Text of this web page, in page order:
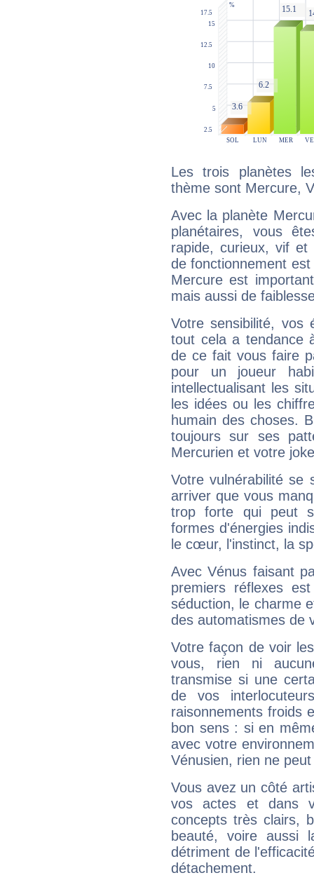
Les trois planètes
thème sont Mercure,
Avec la planète
planétaires, vous
rapide, curieux, vif et
de fonctionnement
Mercure est
mais aussi de
Votre sensibilité,
tout cela a tendance
de ce fait vous faire
pour un joueur
intellectualisant les
les idées ou les
humain des choses.
toujours sur ses
Mercurien et votre
Votre vulnérabilité se
arriver que vous
trop forte qui peut
formes d'énergies
le cœur, l'instinct, la
Avec Vénus faisant
premiers réflexes
séduction, le charme
des automatismes de
Votre façon de voir
vous, rien ni
transmise si une
de vos
raisonnements froids
bon sens : si en
avec votre
Vénusien, rien ne
Vous avez un côté
vos actes et dans
concepts très clairs,
beauté, voire aussi
détriment de
détachement.